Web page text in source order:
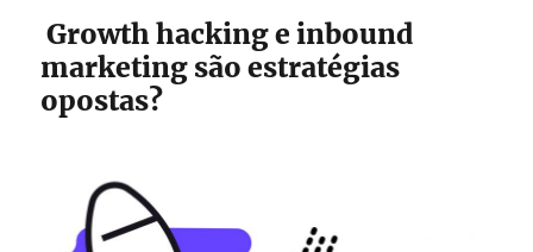
Growth hacking e inbound
marketing são estratégias
opostas?